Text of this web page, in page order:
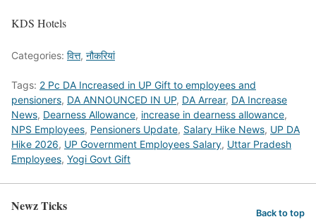
KDS Hotels
Categories: वित्त, नौकरियां
Tags: 2 Pc DA Increased in UP Gift to employees and
pensioners, DA ANNOUNCED IN UP, DA Arrear, DA Increase
News, Dearness Allowance, increase in dearness allowance,
NPS Employees, Pensioners Update, Salary Hike News, UP DA
Hike 2026, UP Government Employees Salary, Uttar Pradesh
Employees, Yogi Govt Gift
Newz Ticks Back to top